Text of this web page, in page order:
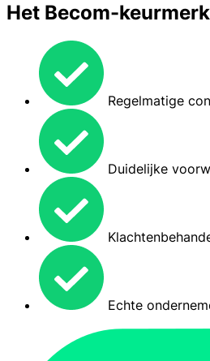
Het Becom-
Regelmatige
Duidelijke
Echte